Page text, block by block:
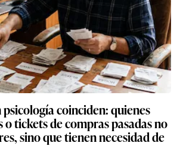
coinciden: quienes
tickets de compras pasadas no
sino que tienen necesidad de